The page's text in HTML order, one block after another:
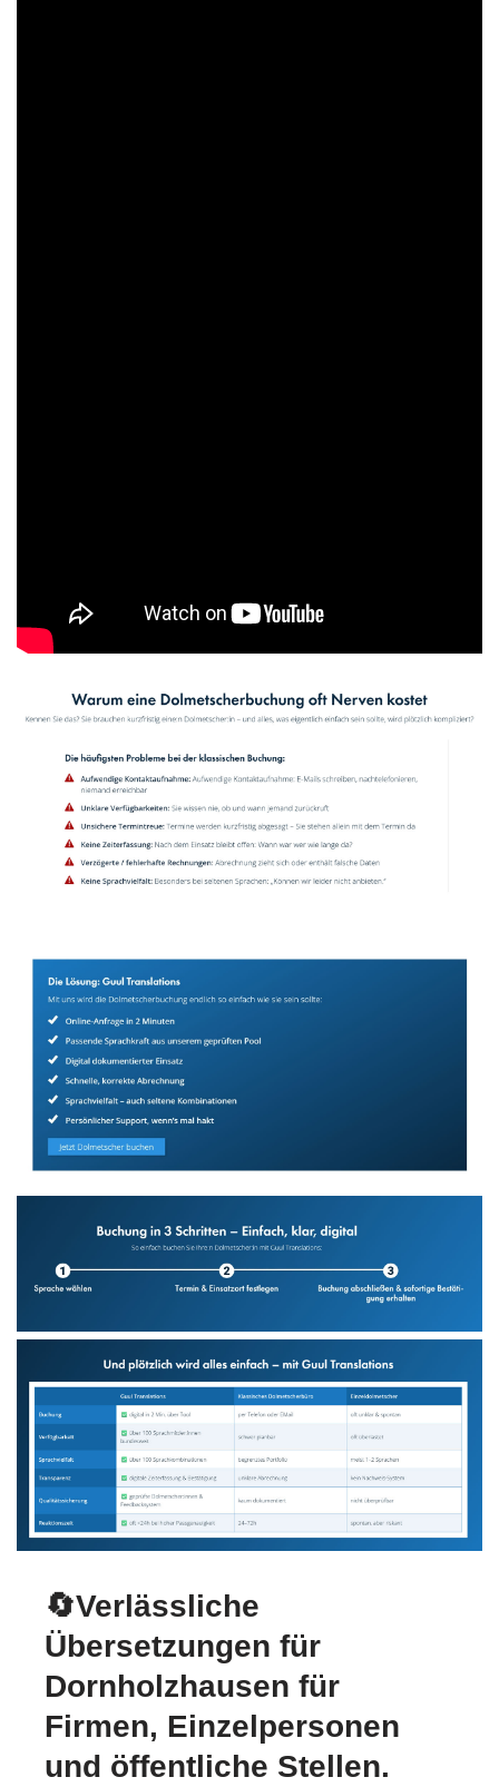
🔄Verlässliche
Übersetzungen für
Dornholzhausen für
Firmen, Einzelpersonen
und öffentliche Stellen.